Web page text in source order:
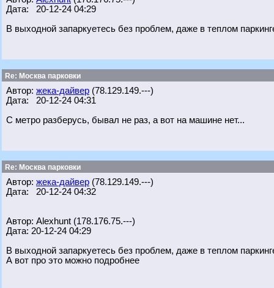
Дата: 20-12-24 04:29
В выходной запаркуетесь без проблем, даже в теплом
Re: Москва парковки
Автор: жека-дайвер (78.129.149.---)
Дата: 20-12-24 04:31
С метро разберусь, бывал не раз, а вот на машине нет...
Re: Москва парковки
Автор: жека-дайвер (78.129.149.---)
Дата: 20-12-24 04:32
Автор: Alexhunt (178.176.75.---)
Дата: 20-12-24 04:29
В выходной запаркуетесь без проблем, даже в теплом
А вот про это можно подробнее